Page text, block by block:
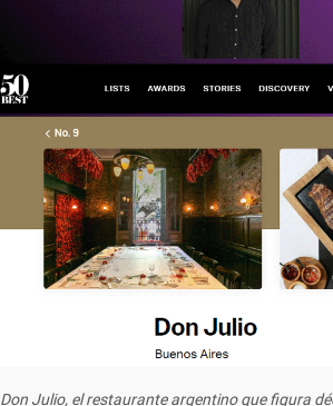
Don Julio, el restaurante argentino que figura